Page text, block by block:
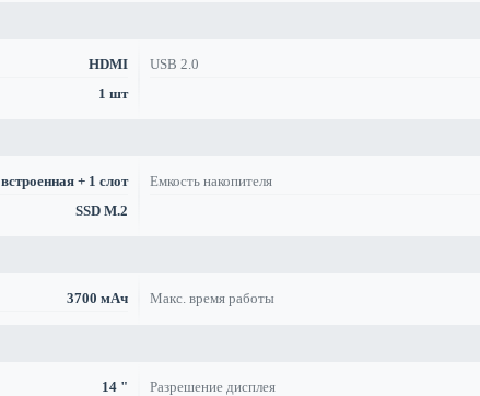
HDMI USB 2.0
1 шт
встроенная + 1 слот Емкость накопителя
SSD M.2
3700 мАч Макс. время работы
14 " Разрешение дисплея